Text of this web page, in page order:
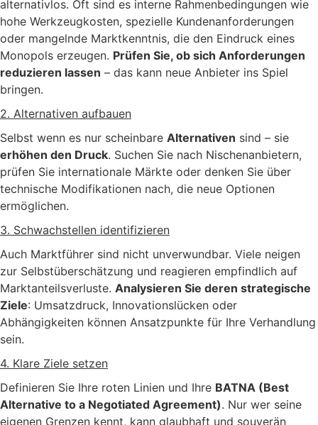
alternativlos. Oft sind es interne Rahmenbedingungen wie
hohe Werkzeugkosten, spezielle Kundenanforderungen
oder mangelnde Marktkenntnis, die den Eindruck eines
Monopols erzeugen. Prüfen Sie, ob sich Anforderungen
reduzieren lassen – das kann neue Anbieter ins Spiel
bringen.
2. Alternativen aufbauen
Selbst wenn es nur scheinbare Alternativen sind – sie
erhöhen den Druck. Suchen Sie nach Nischenanbietern,
prüfen Sie internationale Märkte oder denken Sie über
technische Modifikationen nach, die neue Optionen
ermöglichen.
3. Schwachstellen identifizieren
Auch Marktführer sind nicht unverwundbar. Viele neigen
zur Selbstüberschätzung und reagieren empfindlich auf
Marktanteilsverluste. Analysieren Sie deren strategische
Ziele: Umsatzdruck, Innovationslücken oder
Abhängigkeiten können Ansatzpunkte für Ihre Verhandlung
sein.
4. Klare Ziele setzen
Definieren Sie Ihre roten Linien und Ihre BATNA (Best
Alternative to a Negotiated Agreement). Nur wer seine
eigenen Grenzen kennt, kann glaubhaft und souverän